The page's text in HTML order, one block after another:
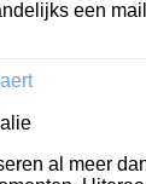
een
al meer